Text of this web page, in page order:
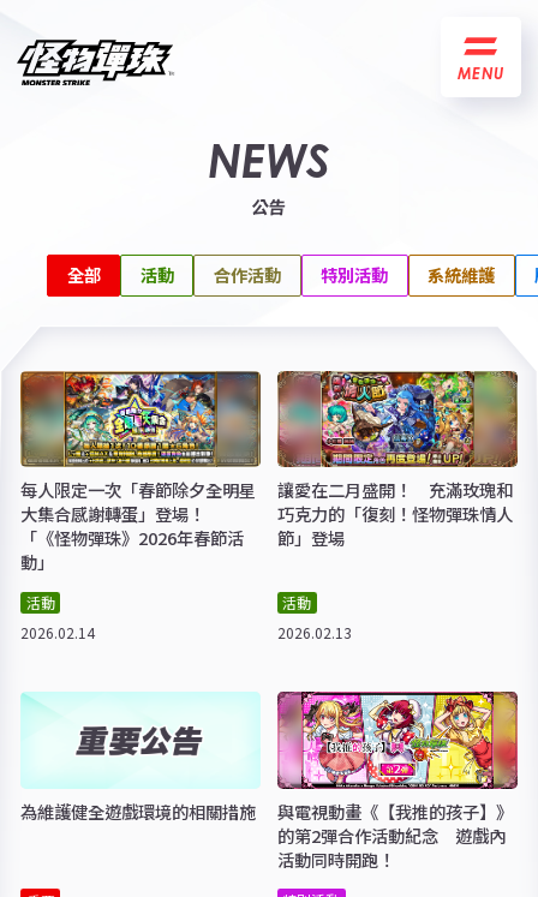
MENU
NEWS
公告
全部 活動 合作活動 特別活動 系統維護
每人限定一次「春節除夕全明星
大集合感謝轉蛋」登場！
「《怪物彈珠》2026年春節活
動」
活動
2026.02.14
讓愛在二月盛開！ 充滿玫瑰和
巧克力的「復刻！怪物彈珠情人
節」登場
活動
2026.02.13
為維護健全遊戲環境的相關措施
與電視動畫《【我推的孩子】》
的第2彈合作活動紀念 遊戲內
活動同時開跑！